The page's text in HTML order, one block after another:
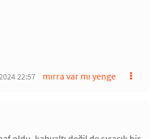
mırra var mı yenge
22:57